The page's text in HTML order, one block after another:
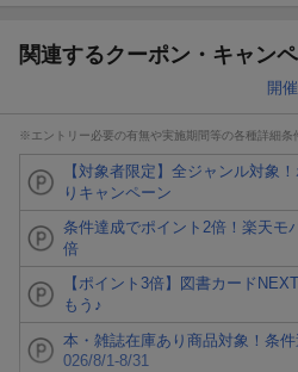
関連するクーポン・キャン
開
※エントリー必要の有無や実施期間等の各種詳細条
【対象者限定】全ジャンル対象
りキャンペーン
条件達成でポイント2倍！楽天モ
倍
【ポイント3倍】図書カード
もう♪
本・雑誌在庫あり商品対象！条
026/8/1-8/31